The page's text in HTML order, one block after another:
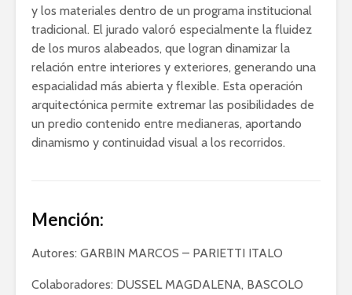
y los materiales dentro de un programa institucional
tradicional. El jurado valoró especialmente la fluidez
de los muros alabeados, que logran dinamizar la
relación entre interiores y exteriores, generando una
espacialidad más abierta y flexible. Esta operación
arquitectónica permite extremar las posibilidades de
un predio contenido entre medianeras, aportando
dinamismo y continuidad visual a los recorridos.
Mención:
Autores: GARBIN MARCOS – PARIETTI ITALO
Colaboradores: DUSSEL MAGDALENA, BASCOLO